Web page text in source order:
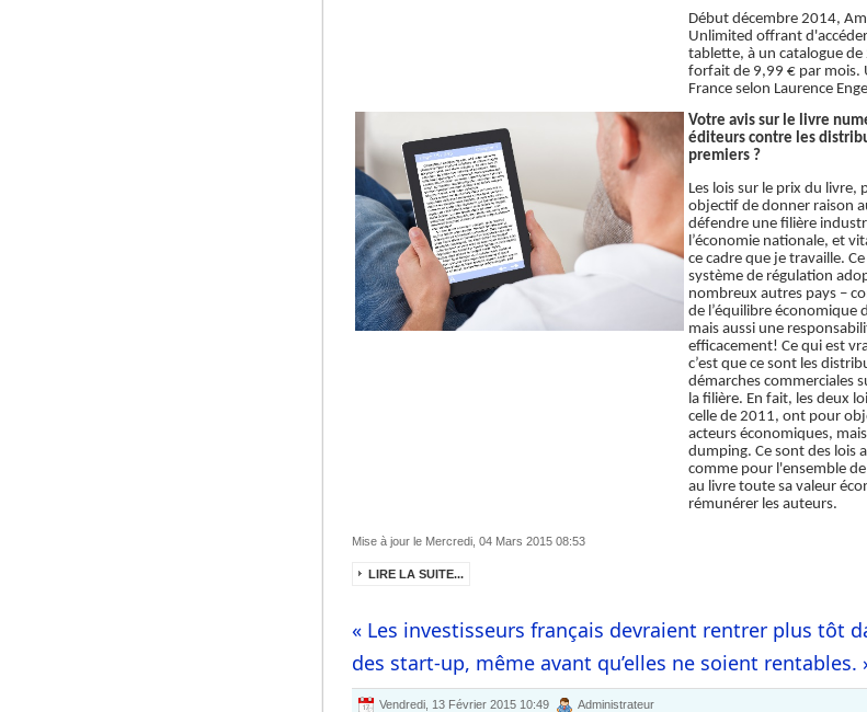
Début décembre 2014,
Unlimited offrant
tablette, à un catalogue
forfait de 9,99 € par mois.
France selon Laurence
Votre avis sur le livre
éditeurs contre les
premiers ?
Les lois sur le prix du livre,
objectif de donner raison
défendre une filière
l’économie nationale, et
ce cadre que je travaille.
système de régulation
nombreux autres pays –
de l’équilibre économique
mais aussi une
efficacement! Ce qui est
c’est que ce sont les
démarches commerciales
la filière. En fait, les deux
celle de 2011, ont pour
acteurs économiques,
dumping. Ce sont des lois
comme pour l'ensemble
au livre toute sa valeur
rémunérer les auteurs.
Mise à jour le Mercredi, 04 Mars 2015 08:53
LIRE LA SUITE...
« Les investisseurs français devraient rentrer plus tôt
des start-up, même avant qu’elles ne soient rentables.
Vendredi, 13 Février 2015 10:49 Administrateur